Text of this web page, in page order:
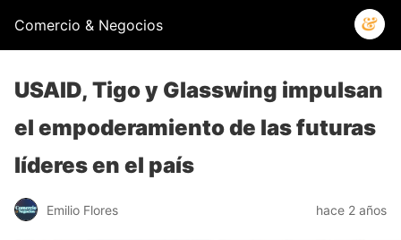
Comercio & Negocios
USAID, Tigo y Glasswing impulsan
el empoderamiento de las futuras
líderes en el país
Emilio Flores hace 2 años